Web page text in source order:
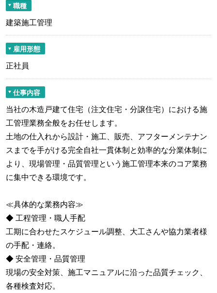
職種
建築施工管理
雇用形態
正社員
仕事内容
当社の木造戸建て住宅（注文住宅・分譲住宅）における施
工管理業務全般をお任せします。
土地の仕入れから設計・施工、販売、アフターメンテナン
スまでを手がける完全自社一貫体制と効率的な分業体制に
より、現場管理・品質管理という施工管理本来のコア業務
に集中できる環境です。
≪具体的な業務内容≫
◆ 工程管理・職人手配
工期に合わせたスケジュール調整、大工さんや協力業者様
の手配・連絡。
◆ 安全管理・品質管理
現場の安全対策、施工マニュアルに沿った品質チェック、
各種検査対応。